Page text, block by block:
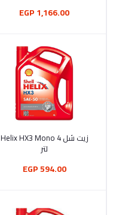
1,166.00 EGP
أضف إلى السلة
زيت شل Helix HX3 Mono 4
لتر
594.00 EGP